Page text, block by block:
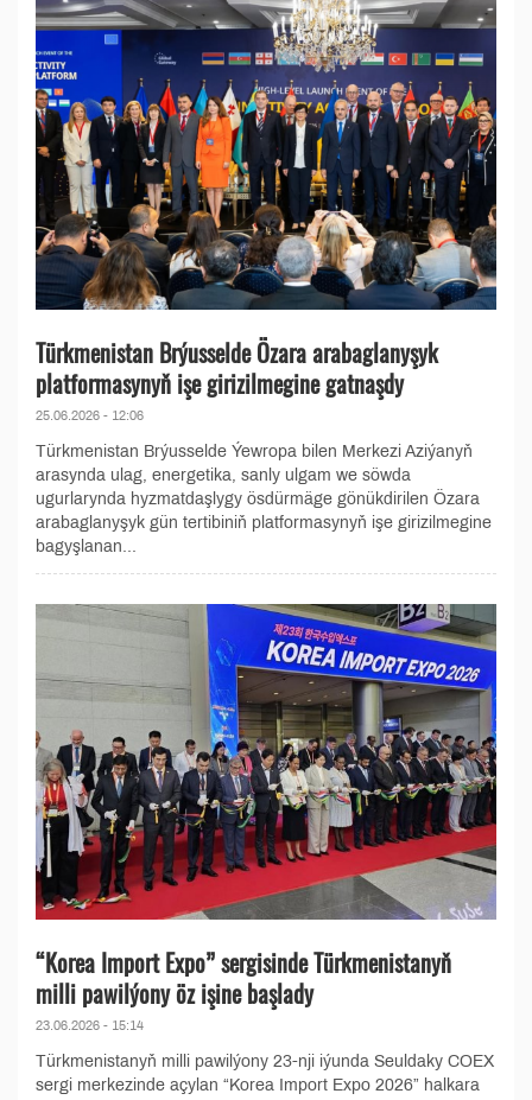
Türkmenistan Brýusselde Özara arabaglanyşyk
platformasynyň işe girizilmegine gatnaşdy
25.06.2026 - 12:06
Türkmenistan Brýusselde Ýewropa bilen Merkezi Aziýanyň
arasynda ulag, energetika, sanly ulgam we söwda
ugurlarynda hyzmatdaşlygy ösdürmäge gönükdirilen Özara
arabaglanyşyk gün tertibiniň platformasynyň işe girizilmegine
bagyşlanan...
“Korea Import Expo” sergisinde Türkmenistanyň
milli pawilýony öz işine başlady
23.06.2026 - 15:14
Türkmenistanyň milli pawilýony 23-nji iýunda Seuldaky COEX
sergi merkezinde açylan “Korea Import Expo 2026” halkara